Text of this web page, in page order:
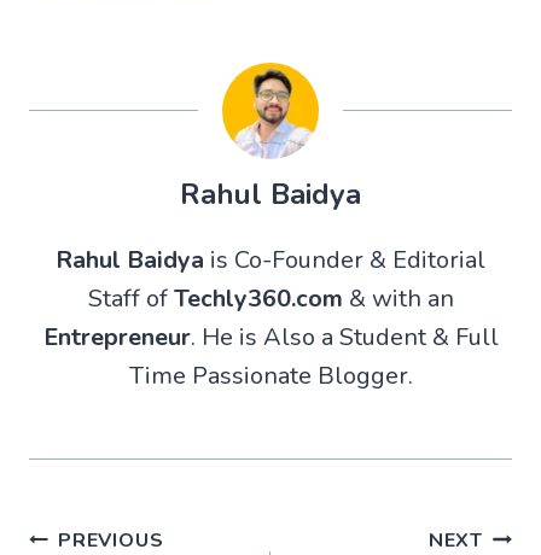
Rahul Baidya
Rahul Baidya is Co-Founder & Editorial
Staff ofTechly360.com & with an
Entrepreneur. He is Also a Student & Full
Time Passionate Blogger.
Post
PREVIOUS NEXT